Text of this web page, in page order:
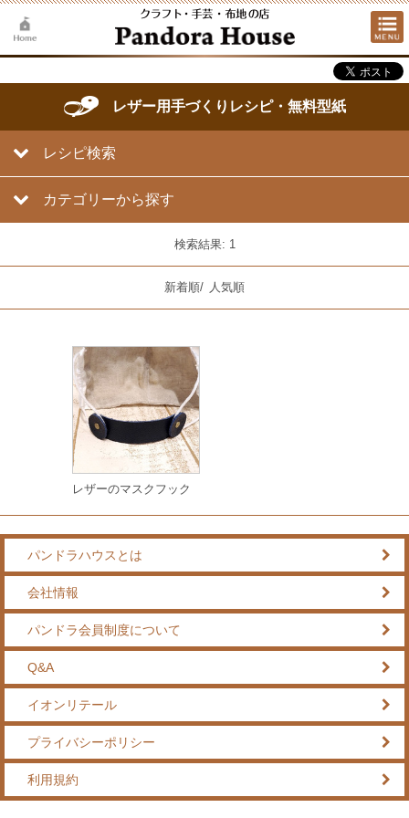
レザー用手づくりレシピ・無料型紙
レシピ検索
カテゴリーから探す
検索結果: 1
新着順/ 人気順
レザーのマスクフック
パンドラハウスとは
会社情報
パンドラ会員制度について
Q&A
イオンリテール
プライバシーポリシー
利用規約